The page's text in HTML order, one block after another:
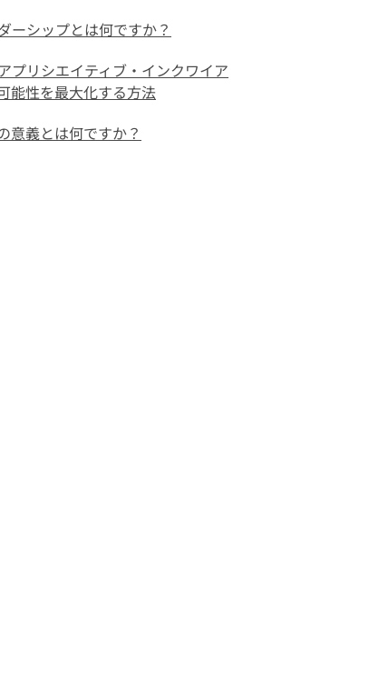
ーシップとは何ですか？
プリシエイティブ・インクワイア
能性を最大化する方法
意義とは何ですか？